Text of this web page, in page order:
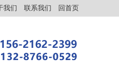
我们 联系我们 回首页